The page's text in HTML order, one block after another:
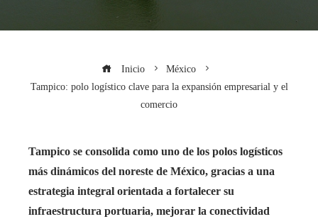
Inicio
México
Tampico: polo logístico clave para la expansión empresarial y el
comercio
Tampico se consolida como uno de los polos logísticos
más dinámicos del noreste de México, gracias a una
estrategia integral orientada a fortalecer su
infraestructura portuaria, mejorar la conectividad